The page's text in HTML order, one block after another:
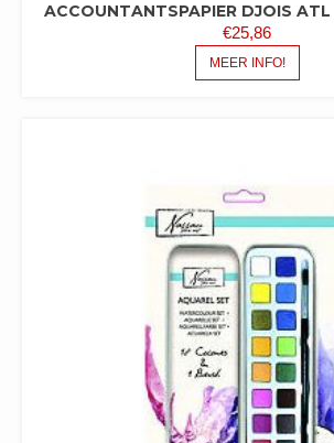
ACCOUNTANTSPAPIER DJOIS
€25,86
MEER INFO!